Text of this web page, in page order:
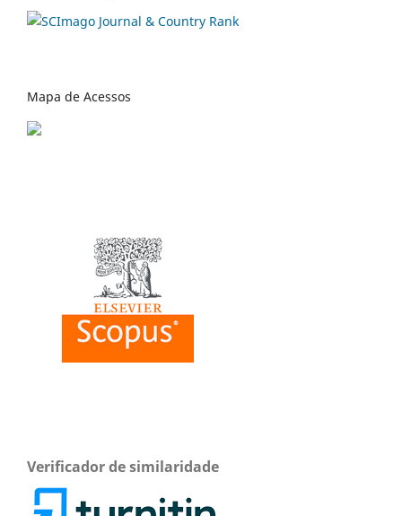
Mapa de Acessos
Verificador de similaridade